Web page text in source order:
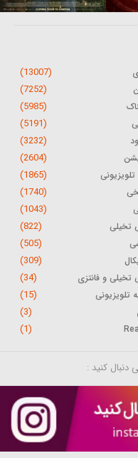
(13007)
(7252)
(5985)
(5191)
(3232)
(2604)
تلویزیونی (1865)
(1740)
(1043)
تخیلی (822)
(505)
(309)
تخیلی و فانتزی (34)
تلویزیونی (15)
(3)
(1)
دنبال کنید :